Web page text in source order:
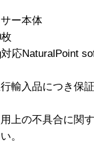
ー本体
応NaturalPoint
輸入品につき保
上の不具合に関
。